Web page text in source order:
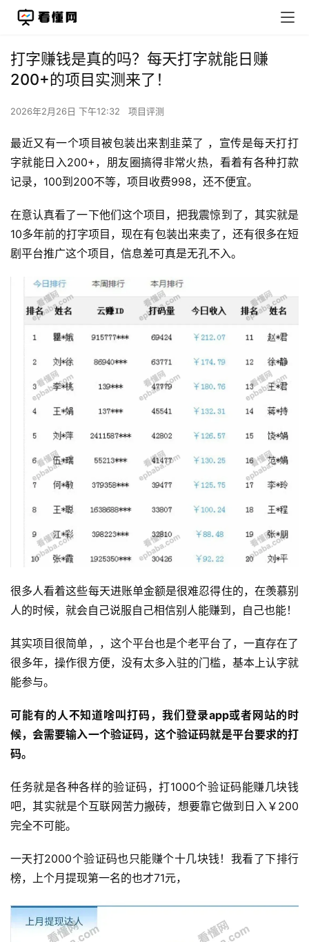
打字赚钱是真的吗？每天打字就能日赚
200+的项目实测来了！
2026年2月26日 下午12:32 项目评测
最近又有一个项目被包装出来割韭菜了 ，宣传是每天打打
字就能日入200+，朋友圈搞得非常火热，看着有各种打款
记录，100到200不等，项目收费998，还不便宜。
在意认真看了一下他们这个项目，把我震惊到了，其实就是
10多年前的打字项目，现在有包装出来卖了，还有很多在短
剧平台推广这个项目，信息差可真是无孔不入。
很多人看着这些每天进账单金额是很难忍得住的，在羡慕别
人的时候，就会自己说服自己相信别人能赚到，自己也能！
其实项目很简单，，这个平台也是个老平台了，一直存在了
很多年，操作很方便，没有太多入驻的门槛，基本上认字就
能参与。
可能有的人不知道啥叫打码，我们登录app或者网站的时
候，会需要输入一个验证码，这个验证码就是平台要求的打
码。
任务就是各种各样的验证码，打1000个验证码能赚几块钱
吧，其实就是个互联网苦力搬砖，想要靠它做到日入￥200
完全不可能。
一天打2000个验证码也只能赚个十几块钱！我看了下排行
榜，上个月提现第一名的也才71元，